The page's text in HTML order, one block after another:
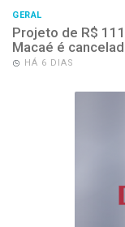
GERAL
Projeto de R$
Macaé é
HÁ 6 DIAS